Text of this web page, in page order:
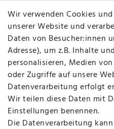
Vertrag
MAPALI VOR ORT
Wir verwenden Cookies
unserer Website und
Daten von Besucher:innen
Adresse), um z.B. Inhalte
personalisieren, Medien
oder Zugriffe auf unsere
Datenverarbeitung erfolgt
Wir teilen diese Daten mit
Einstellungen benennen.
Die Datenverarbeitung